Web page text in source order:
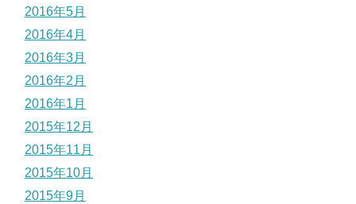
2016年5月
2016年4月
2016年3月
2016年2月
2016年1月
2015年12月
2015年11月
2015年10月
2015年9月